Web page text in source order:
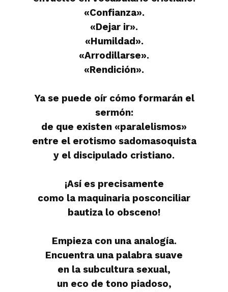
«Confianza».
«Dejar ir».
«Humildad».
«Arrodillarse».
«Rendición».
Ya se puede oír cómo formarán el
sermón:
de que existen «paralelismos»
entre el erotismo sadomasoquista
y el discipulado cristiano.
¡Así es precisamente
como la maquinaria posconciliar
bautiza lo obsceno!
Empieza con una analogía.
Encuentra una palabra suave
en la subcultura sexual,
un eco de tono piadoso,